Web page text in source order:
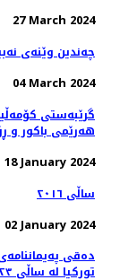
27 March 2024
چەندین وێنەی
04 March 2024
گرێبەستی
هەرێمی باکور و
18 January 2024
ساڵی ٢٠١٦
02 January 2024
دەقی
تورکیا لە ساڵی ١٩٢٣ دا